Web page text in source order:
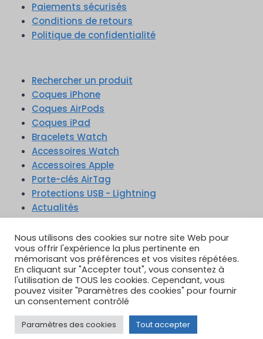
Paiements sécurisés
Conditions de retours
Politique de confidentialité
Rechercher un produit
Coques iPhone
Coques AirPods
Coques iPad
Bracelets Watch
Accessoires Watch
Accessoires Apple
Porte-clés AirTag
Protections USB - Lightning
Actualités
TikTok YouTube
Google Reviews
Instagram
Nous utilisons des cookies sur notre site Web pour
vous offrir l'expérience la plus pertinente en
mémorisant vos préférences et vos visites répétées.
En cliquant sur "Accepter tout", vous consentez à
l'utilisation de TOUS les cookies. Cependant, vous
pouvez visiter "Paramètres des cookies" pour fournir
un consentement contrôlé
Paramètres des cookies Tout accepter